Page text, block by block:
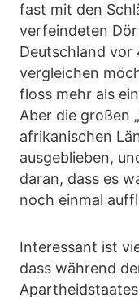
fast mit den
verfeindeten
Deutschland vor
vergleichen
floss mehr als
Aber die großen
afrikanischen
ausgeblieben,
daran, dass es
noch einmal
Interessant ist
dass während